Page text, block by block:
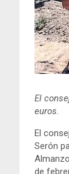
El
euros.
El
Serón
de